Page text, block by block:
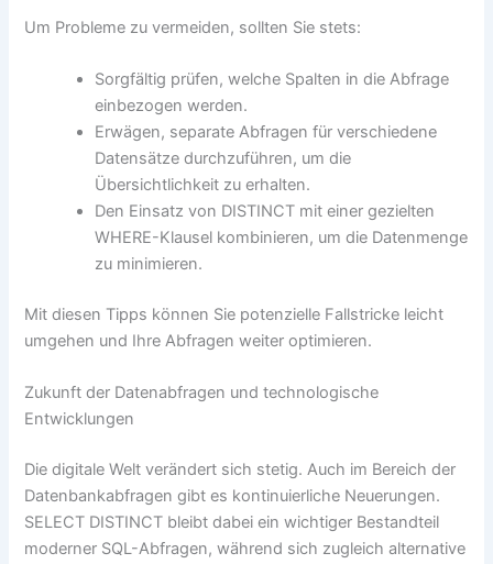
Um Probleme zu vermeiden, sollten Sie stets:
Sorgfältig prüfen, welche Spalten in die Abfrage
einbezogen werden.
Erwägen, separate Abfragen für verschiedene
Datensätze durchzuführen, um die
Übersichtlichkeit zu erhalten.
Den Einsatz von DISTINCT mit einer gezielten
WHERE-Klausel kombinieren, um die Datenmenge
zu minimieren.
Mit diesen Tipps können Sie potenzielle Fallstricke leicht
umgehen und Ihre Abfragen weiter optimieren.
Zukunft der Datenabfragen und technologische
Entwicklungen
Die digitale Welt verändert sich stetig. Auch im Bereich der
Datenbankabfragen gibt es kontinuierliche Neuerungen.
SELECT DISTINCT bleibt dabei ein wichtiger Bestandteil
moderner SQL-Abfragen, während sich zugleich alternative